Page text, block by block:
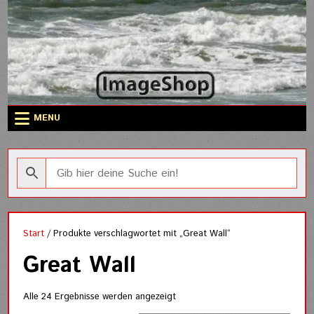
Skip
to
content
MENU
Start / Produkte verschlagwortet mit „Great Wall“
Great Wall
Alle 24 Ergebnisse werden angezeigtNach
Aktualität